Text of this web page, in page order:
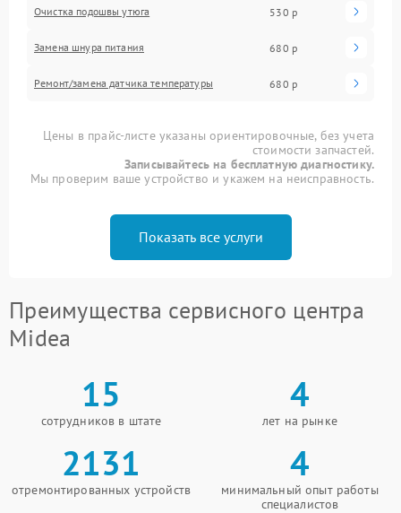
Очистка подошвы утюга 530 р
Замена шнура питания 680 р
Ремонт/замена датчика температуры 680 р
Цены в прайс-листе указаны ориентировочные, без учета
стоимости запчастей.
Записывайтесь на бесплатную диагностику.
Мы проверим ваше устройство и укажем на неисправность.
Показать все услуги
Преимущества сервисного центра
Midea
15
сотрудников в штате
4
лет на рынке
2131
отремонтированных устройств
4
минимальный опыт работы
специалистов